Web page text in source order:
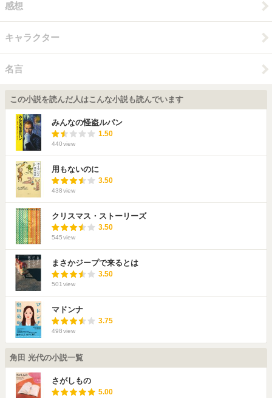
感想
キャラクター
名言
この小説を読んだ人はこんな小説も読んでいます
みんなの怪盗ルパン
1.50
440view
用もないのに
3.50
438view
クリスマス・ストーリーズ
3.50
545view
まさかジープで来るとは
3.50
501 view
マドンナ
3.75
498view
角田 光代の小説一覧
さがしもの
5.00